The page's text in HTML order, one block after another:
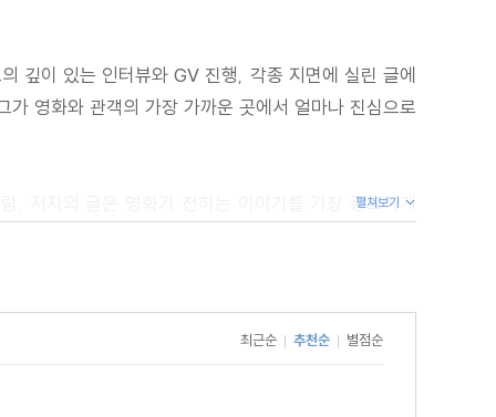
깊이 있는 인터뷰와 GV 진행, 각종 지면에 실린 글에
영화와 관객의 가장 가까운 곳에서 얼마나 진심으로
, 저자의 글은 영화가 전하는 이야기를 가장 중요하게
펼쳐보기
최근순 | 추천순 | 별점순